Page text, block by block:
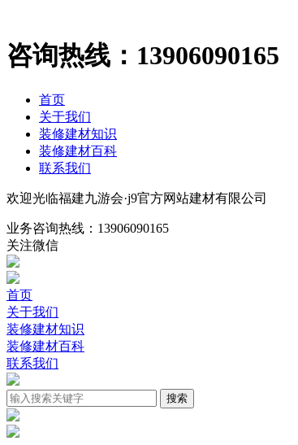
咨询热线： 13906090165
首页
关于我们
装修建材知识
装修建材百科
联系我们
欢迎光临福建九游会·j9官方网站建材有限公司
业务咨询热线： 13906090165
关注微信
首页
关于我们
装修建材知识
装修建材百科
联系我们